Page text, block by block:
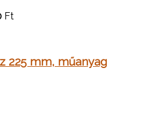
Ft
225 mm, műanyag